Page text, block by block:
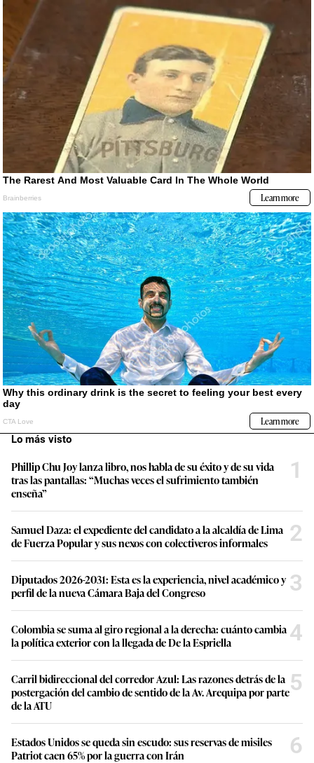
Lo más visto
Phillip Chu Joy lanza libro, nos habla de su éxito y de su vida
tras las pantallas: “Muchas veces el sufrimiento también
enseña”
1
Samuel Daza: el expediente del candidato a la alcaldía de Lima
de Fuerza Popular y sus nexos con colectiveros informales
2
Diputados 2026-2031: Esta es la experiencia, nivel académico y
perfil de la nueva Cámara Baja del Congreso
3
Colombia se suma al giro regional a la derecha: cuánto cambia
la política exterior con la llegada de De la Espriella
4
Carril bidireccional del corredor Azul: Las razones detrás de la
postergación del cambio de sentido de la Av. Arequipa por parte
de la ATU
5
Estados Unidos se queda sin escudo: sus reservas de misiles
Patriot caen 65% por la guerra con Irán
6